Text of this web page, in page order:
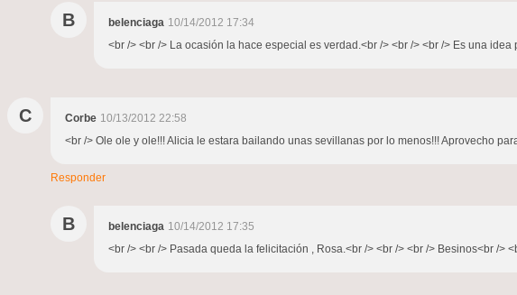
B belenciaga 10/14/2012 17:34
<br /> <br /> La ocasión la hace especial es verdad.<br /> <br /> <br /> Es una
C Corbe 10/13/2012 22:58
<br /> Ole ole y ole!!! Alicia le estara bailando unas sevillanas por lo menos!!! Aprovecho
Responder
B belenciaga 10/14/2012 17:35
<br /> <br /> Pasada queda la felicitación , Rosa.<br /> <br /> <br /> Besinos<br />